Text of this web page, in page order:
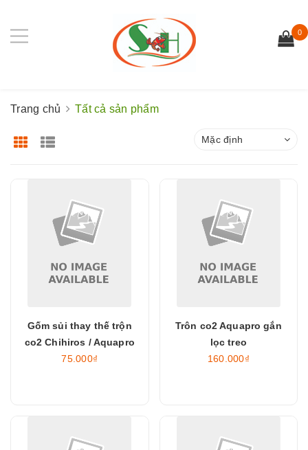
0
Trang chủ Tất cả sản phẩm
Mặc định
Gốm sủi thay thế trộn
co2 Chihiros / Aquapro
75.000₫
Trôn co2 Aquapro gắn
lọc treo
160.000₫